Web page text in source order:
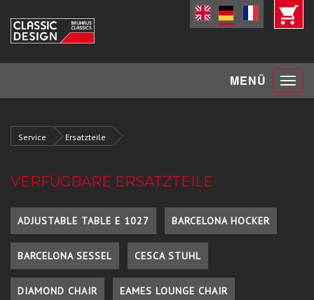
MENÜ Toggle
Service Ersatzteile
VERFÜGBARE ERSATZTEILE
ADJUSTABLE TABLE E 1027 BARCELONA HOCKER
BARCELONA SESSEL CESCA STUHL
DIAMOND CHAIR EAMES LOUNGE CHAIR